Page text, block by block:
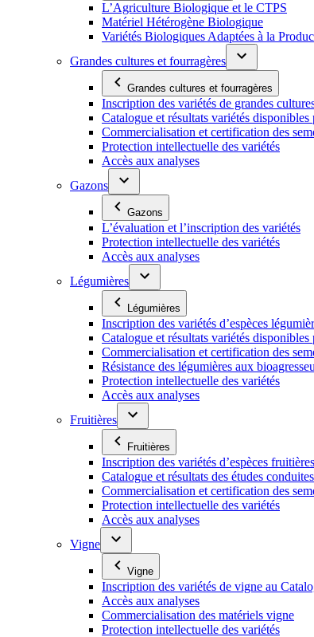
L’Agriculture Biologique et le CTPS
Matériel Hétérogène Biologique
Variétés Biologiques Adaptées à la
Grandes cultures et fourragères
Grandes cultures et fourragères
Inscription des variétés de grandes
Catalogue et résultats variétés
Commercialisation et certification des
Protection intellectuelle des variétés
Accès aux analyses
Gazons
Gazons
L’évaluation et l’inscription des variétés
Protection intellectuelle des variétés
Accès aux analyses
Légumières
Légumières
Inscription des variétés d’espèces
Catalogue et résultats variétés
Commercialisation et certification des
Résistance des légumières aux
Protection intellectuelle des variétés
Accès aux analyses
Fruitières
Fruitières
Inscription des variétés d’espèces
Catalogue et résultats des études
Commercialisation et certification des
Protection intellectuelle des variétés
Accès aux analyses
Vigne
Vigne
Inscription des variétés de vigne au
Accès aux analyses
Commercialisation des matériels vigne
Protection intellectuelle des variétés